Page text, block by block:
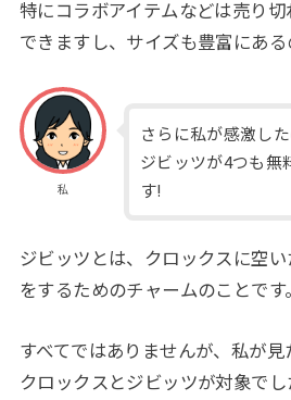
特にコラボアイテムなどは売り
できますし、サイズも豊富にあ
私
さらに私が感激し
ジビッツが4つも無
す!
ジビッツとは、クロックスに空
をするためのチャームのことです。
すべてではありませんが、私が
クロックスとジビッツが対象で